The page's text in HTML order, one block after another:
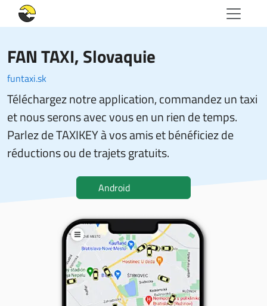
FAN TAXI, Slovaquie
funtaxi.sk
Téléchargez notre application, commandez un taxi
et nous serons avec vous en un rien de temps.
Parlez de TAXIKEY à vos amis et bénéficiez de
réductions ou de trajets gratuits.
Android